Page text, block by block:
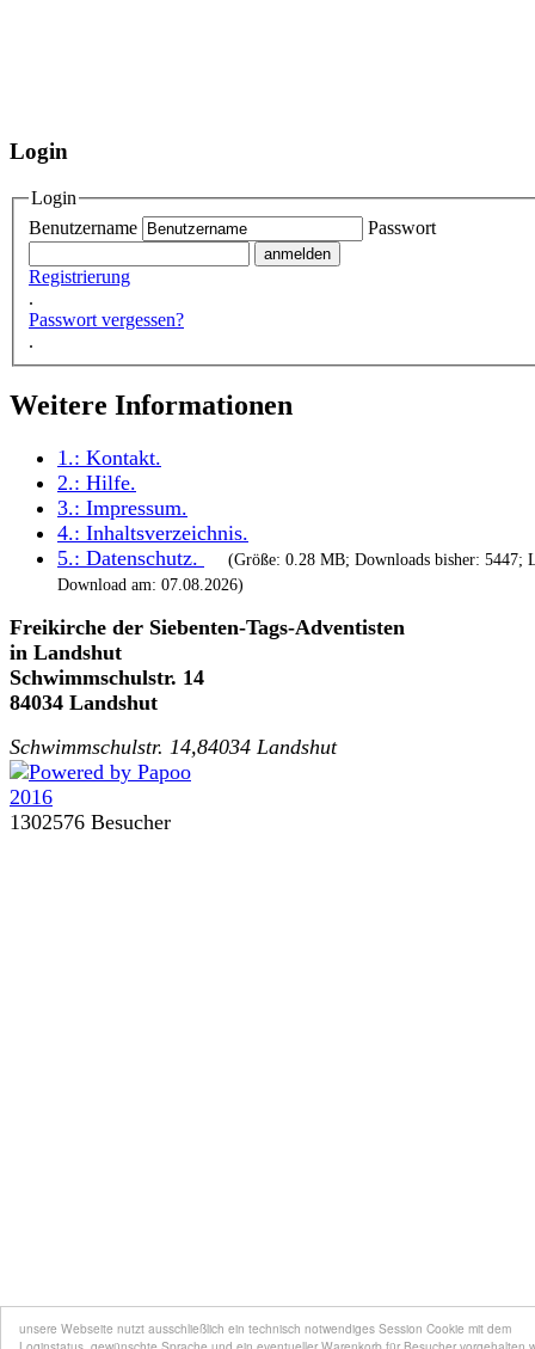
unsere Webseite nutzt ausschließlich ein technisch notwendiges Session Cookie mit dem
Login
Login
Benutzername
Passwort
Registrierung
.
Passwort vergessen?
.
Weitere Informationen
1.: Kontakt.
2.: Hilfe.
3.: Impressum.
4.: Inhaltsverzeichnis.
5.: Datenschutz.
(Größe: 0.28 MB; Downloads bisher: 5447;
Download am: 07.08.2026)
Freikirche der Siebenten-Tags-Adventisten
in Landshut
Schwimmschulstr. 14
84034 Landshut
Schwimmschulstr. 14,84034 Landshut
1302576 Besucher